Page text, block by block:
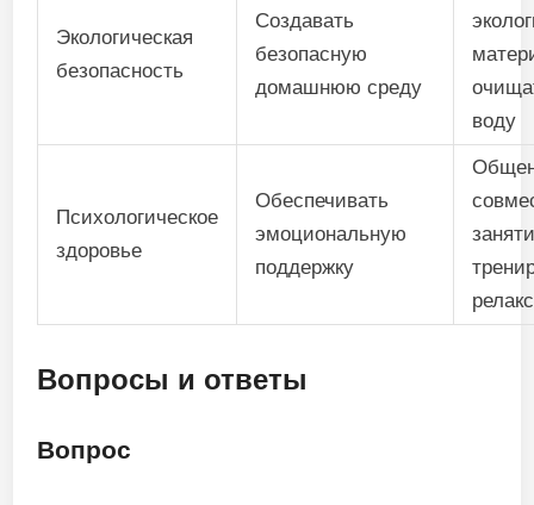
Экологическая
безопасность
Создавать
безопасную
домашнюю среду
воду
Психологическое
здоровье
Обеспечивать
эмоциональную
поддержку
Вопросы и ответы
Вопрос